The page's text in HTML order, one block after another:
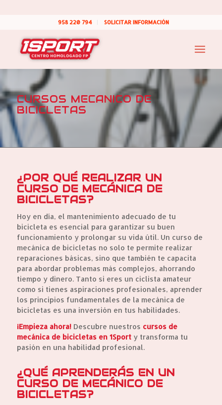
958 220 794 SOLICITAR INFORMACIÓN
CURSOS MECANICO DE
BICICLETAS
¿POR QUÉ REALIZAR UN
CURSO DE MECÁNICA DE
BICICLETAS?
Hoy en día, el mantenimiento adecuado de tu
bicicleta es esencial para garantizar su buen
funcionamiento y prolongar su vida útil. Un curso de
mecánica de bicicletas no solo te permite realizar
reparaciones básicas, sino que también te capacita
para abordar problemas más complejos, ahorrando
tiempo y dinero. Tanto si eres un ciclista amateur
como si tienes aspiraciones profesionales, aprender
los principios fundamentales de la mecánica de
bicicletas es una inversión en tus habilidades.
¡Empieza ahora!Descubre nuestros cursos de
mecánica de bicicletas en 1Sporty transforma tu
pasión en una habilidad profesional.
¿QUÉ APRENDERÁS EN UN
CURSO DE MECÁNICO DE
BICICLETAS?